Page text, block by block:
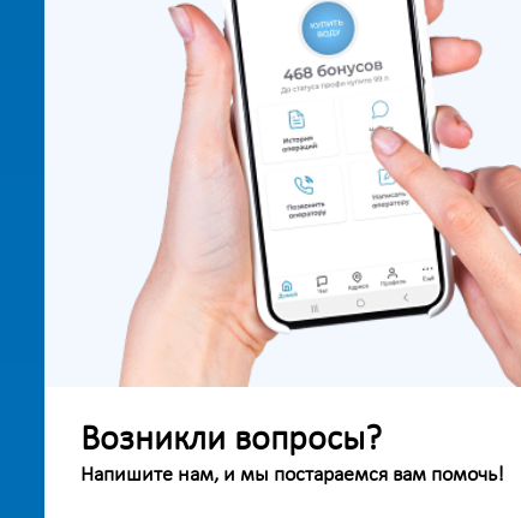
Возникли вопросы?
Напишите нам, и мы постараемся вам помочь!